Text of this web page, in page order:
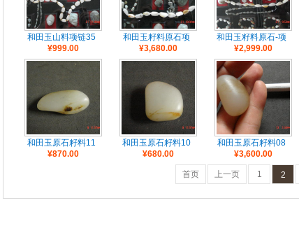
和田玉山料项链35
颗
¥999.00
和田玉籽料原石项
链28颗
¥3,680.00
和田玉籽料原石-项
链27颗
¥2,999.00
和田玉原石籽料11
¥870.00
和田玉原石籽料10
¥680.00
和田玉原石籽料08
¥3,600.00
首页 上一页 1 2